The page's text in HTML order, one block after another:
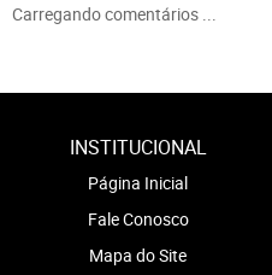
Carregando comentários ...
INSTITUCIONAL
Página Inicial
Fale Conosco
Mapa do Site